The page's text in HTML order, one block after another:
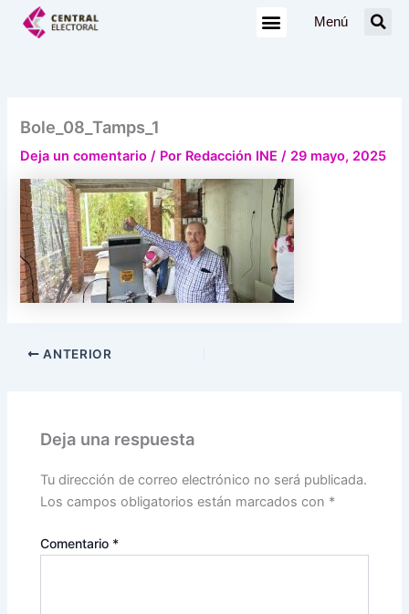
Menú
Bole_08_Tamps_1
Deja un comentario / Por Redacción INE/ 29 mayo, 2025
ANTERIOR
Deja una respuesta
Tu dirección de correo electrónico no será publicada.
Los campos obligatorios están marcados con *
Comentario *